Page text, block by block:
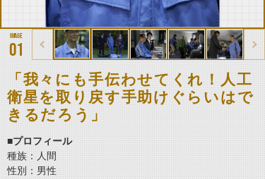
01
「我々にも手伝わせてくれ！人工
衛星を取り戻す手助けぐらいはで
きるだろう」
■プロフィール
種族：人間
性別：男性